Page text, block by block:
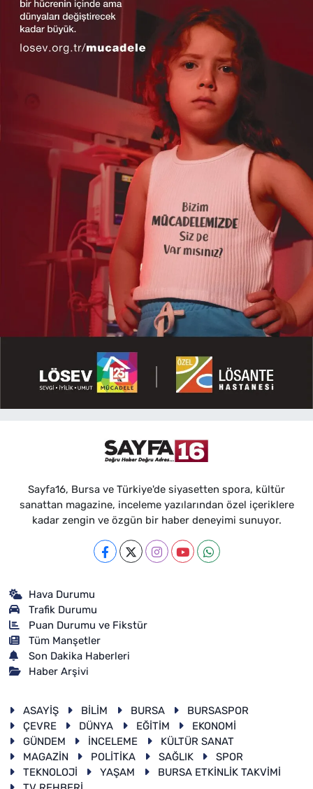
Sayfa16, Bursa ve Türkiye'de siyasetten spora, kültür
sanattan magazine, inceleme yazılarından özel içeriklere
kadar zengin ve özgün bir haber deneyimi sunuyor.
Hava Durumu
Trafik Durumu
Puan Durumu ve Fikstür
Tüm Manşetler
Son Dakika Haberleri
Haber Arşivi
ASAYİŞ BİLİM BURSA
BURSASPOR
ÇEVRE
DÜNYA EĞİTİM
EKONOMİ
GÜNDEM
İNCELEME
KÜLTÜR SANAT
MAGAZİN
POLİTİKA SAĞLIK
SPOR
TEKNOLOJİ
YAŞAM
BURSA ETKİNLİK TAKVİMİ